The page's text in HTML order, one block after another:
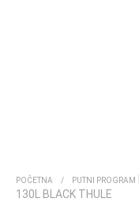
POČETNA / PUTNI PROGRAM
130L BLACK THULE